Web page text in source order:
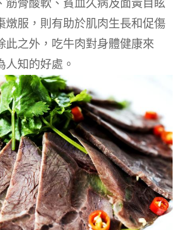
筋骨酸軟、貧血久病及面黃目眩
燉服，則有助於肌肉生長和促傷
此之外，吃牛肉對身體健康來
人知的好處。